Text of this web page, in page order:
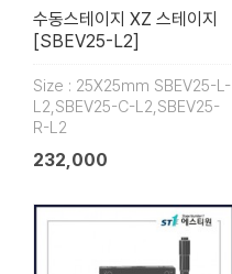
수동스테이지 XZ 스테이지
[SBEV25-L2]
Size : 25X25mm SBEV25-L-
L2,SBEV25-C-L2,SBEV25-
R-L2
232,000